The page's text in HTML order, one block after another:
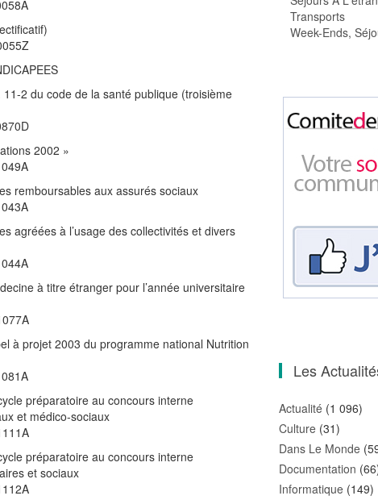
2 du code de la santé publique (troisième
2002 »
remboursables aux assurés sociaux
agréées à l’usage des collectivités et divers
à titre étranger pour l’année universitaire
à projet 2003 du programme national Nutrition
préparatoire au concours interne
et médico-sociaux
préparatoire au concours interne
et sociaux
Transports
Week-Ends,
Les
Actualité (1 096)
Culture (31)
Dans Le Monde
Documentation
Informatique (149)